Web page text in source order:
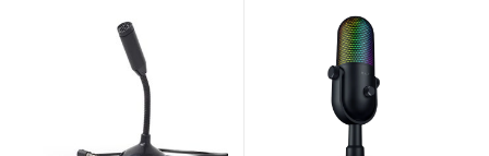
Packaging, RZ19-
05060100-R3M1